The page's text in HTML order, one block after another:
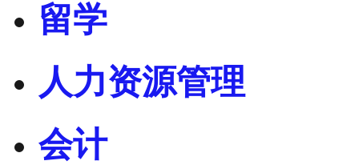
留学
人力资源管理
会计